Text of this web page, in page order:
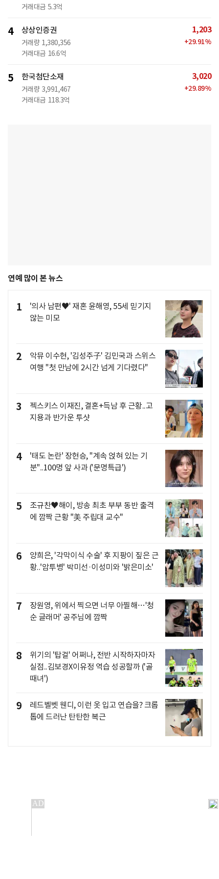
거래대금 5.3억
4 상상인증권
거래량 1,380,356
거래대금 16.6억
1,203
+29.91%
5 한국첨단소재
거래량 3,991,467
거래대금 118.3억
3,020
+29.89%
연예 많이 본 뉴스
1
'의사 남편♥' 재혼 윤해영, 55세 믿기지
않는 미모
2
악뮤 이수현, '김성주子' 김민국과 스위스
여행 "첫 만남에 2시간 넘게 기다렸다"
3
젝스키스 이재진, 결혼+득남 후 근황..고
지용과 반가운 투샷
4
'태도 논란' 장현승, "계속 얹혀 있는 기
분"..100명 앞 사과 ('문명특급')
5
조규찬♥해이, 방송 최초 부부 동반 출격
에 깜짝 근황 "美 주립대 교수"
6
양희은, '각막이식 수술' 후 지팡이 짚은 근
황..'암투병' 박미선·이성미와 '밝은미소'
7
장원영, 위에서 찍으면 너무 아찔해…'청
순 글래머' 공주님에 깜짝
8
위기의 '탑걸' 어쩌나, 전반 시작하자마자
실점..김보경X이유정 역습 성공할까 ('골
때녀')
9
레드벨벳 웬디, 이런 옷 입고 연습을? 크롭
톱에 드러난 탄탄한 복근